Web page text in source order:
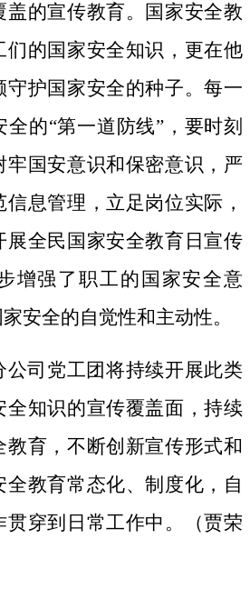
盖的宣传教育。国家安全教
们的国家安全知识，更在他
守护国家安全的种子。每一
全的“第一道防线”，要时刻
牢国安意识和保密意识，严
息管理，立足岗位实际，
展全民国家安全教育日宣传
增强了职工的国家安全意
安全的自觉性和主动性。
公司党工团将持续开展此类
全知识的宣传覆盖面，持续
育，不断创新宣传形式和
全教育常态化、制度化，自
贯穿到日常工作中。（贾荣